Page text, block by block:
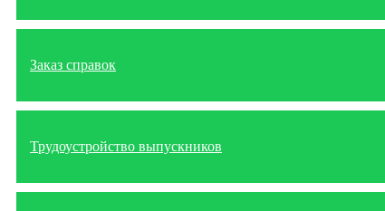
Заказ справок
Трудоустройство выпускников